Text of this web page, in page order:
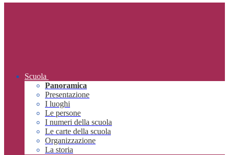
Scuola
Panoramica
Presentazione
I luoghi
Le persone
I numeri della scuola
Le carte della scuola
Organizzazione
La storia